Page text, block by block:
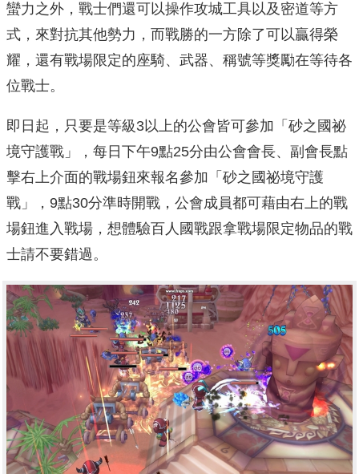
蠻力之外，戰士們還可以操作攻城工具以及密道等方
式，來對抗其他勢力，而戰勝的一方除了可以贏得榮
耀，還有戰場限定的座騎、武器、稱號等獎勵在等待各
位戰士。
即日起，只要是等級3以上的公會皆可參加「砂之國祕
境守護戰」，每日下午9點25分由公會會長、副會長點
擊右上介面的戰場鈕來報名參加「砂之國祕境守護
戰」，9點30分準時開戰，公會成員都可藉由右上的戰
場鈕進入戰場，想體驗百人國戰跟拿戰場限定物品的戰
士請不要錯過。